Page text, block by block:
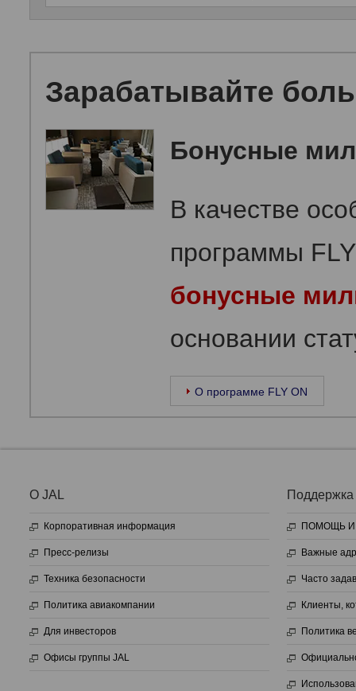
Зарабатывайте
Бонусные
В качестве
программы
бонусные
основании
О программе FLY ON
О JAL
Корпоративная информация
Пресс-релизы
Техника безопасности
Политика авиакомпании
Для инвесторов
Офисы группы JAL
Поддержка
ПОМОЩЬ И
Важные
Часто
Клиенты,
Политика